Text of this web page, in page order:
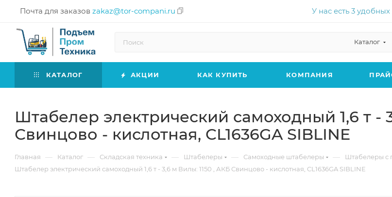
Почта для заказов zakaz@tor-compani.ru У нас есть 3
Каталог
КАТАЛОГ АКЦИИ КАК КУПИТЬ КОМПАНИЯ
Штабелер электрический самоходный 1,6 т -
Свинцово - кислотная, CL1636GA SIBLINE
Главная — Каталог — Складская техника — Штабелеры — Самоходные штабелеры — Штабелеры с
Штабелер электрический самоходный 1,6 т - 3,6 м Вилы: 1150 , АКБ Свинцово - кислотная, CL1636GA SIBLINE